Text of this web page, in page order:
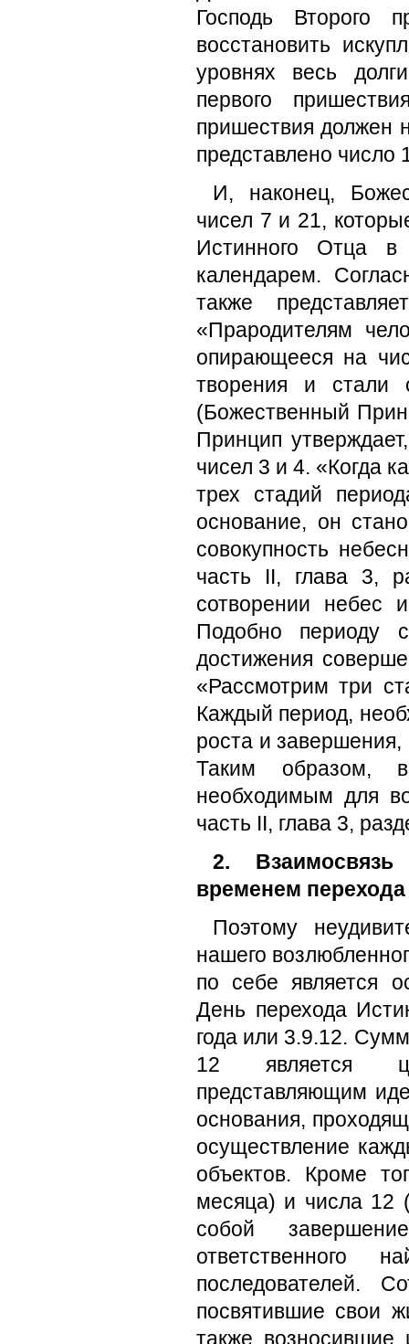
Господь Второго
восстановить
уровнях весь
первого
пришествия должен
представлено
И, наконец,
чисел 7 и 21,
Истинного Отца
календарем.
также
«Прародителям
опирающееся на
творения и стали
(Божественный
Принцип
чисел 3 и 4. «Когда
трех стадий
основание, он
совокупность
часть II, глава 3,
сотворении небес
Подобно периоду
достижения
«Рассмотрим три
Каждый период,
роста и
Таким образом,
необходимым для
часть II, глава 3,
2.
временем
Поэтому
нашего
по себе является
День перехода
года или 3.9.12.
12 является
представляющим
основания,
осуществление
объектов. Кроме
месяца) и числа 12
собой
ответственного
последователей.
посвятившие свои
также возносившие